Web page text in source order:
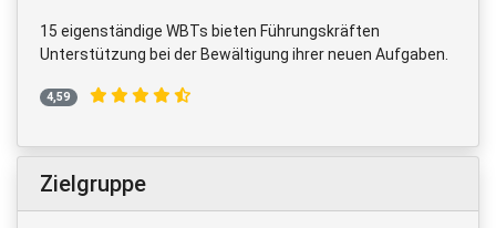
15 eigenständige WBTs bieten Führungskräften
Unterstützung bei der Bewältigung ihrer neuen Aufgaben.
4,59
Zielgruppe